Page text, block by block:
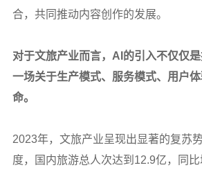
合，共同推动内容创作的发展。
对于文旅产业而言，AI的引入不仅仅
一场关于生产模式、服务模式、用户
命。
2023年，文旅产业呈现出显著的复苏
度，国内旅游总人次达到12.9亿，同